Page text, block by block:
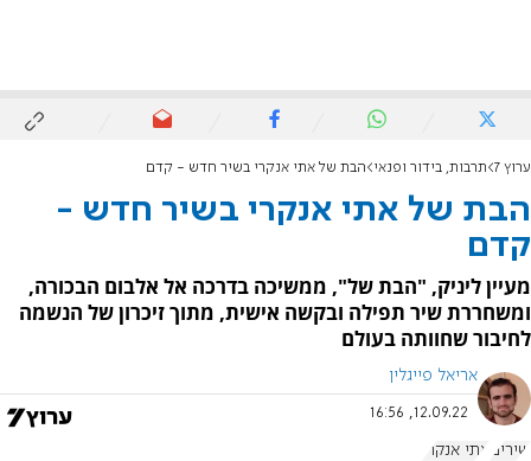
ערוץ 7 תרבות, בידור ופנאי הבת של אתי אנקרי בשיר חדש - קדם
הבת של אתי אנקרי בשיר חדש -
קדם
מעיין ליניק, "הבת של", ממשיכה בדרכה אל אלבום הבכורה,
ומשחררת שיר תפילה ובקשה אישית, מתוך זיכרון של הנשמה
לחיבור שחוותה בעולם
אריאל פייגלין
12.09.22, 16:56
שירים אתי אנקרי